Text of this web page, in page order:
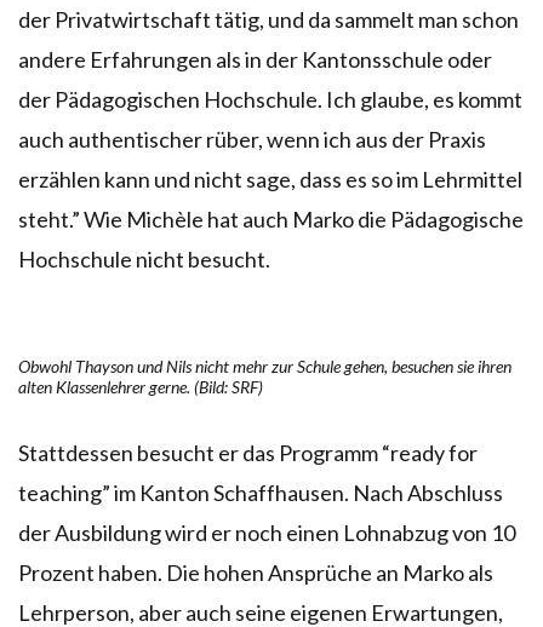
der Privatwirtschaft tätig, und da sammelt man schon
andere Erfahrungen als in der Kantonsschule oder
der Pädagogischen Hochschule. Ich glaube, es kommt
auch authentischer rüber, wenn ich aus der Praxis
erzählen kann und nicht sage, dass es so im Lehrmittel
steht.” Wie Michèle hat auch Marko die Pädagogische
Hochschule nicht besucht.
Obwohl Thayson und Nils nicht mehr zur Schule gehen, besuchen sie ihren
alten Klassenlehrer gerne. (Bild: SRF)
Stattdessen besucht er das Programm “ready for
teaching” im Kanton Schaffhausen. Nach Abschluss
der Ausbildung wird er noch einen Lohnabzug von 10
Prozent haben. Die hohen Ansprüche an Marko als
Lehrperson, aber auch seine eigenen Erwartungen,